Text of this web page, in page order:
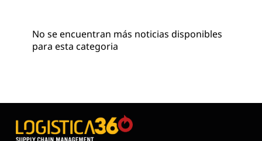
No se encuentran más noticias disponibles
para esta categoria